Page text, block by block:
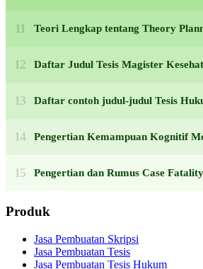
Teori Lengkap tentang Theory
Daftar Judul Tesis Magister
Daftar contoh judul-judul Tesis
Pengertian Kemampuan Kognitif
Pengertian dan Rumus Case
Produk
Jasa Pembuatan Skripsi
Jasa Pembuatan Tesis
Jasa Pembuatan Tesis Hukum